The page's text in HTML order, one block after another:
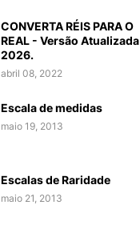
CONVERTA RÉIS PARA O
REAL - Versão Atualizada
2026.
abril 08, 2022
Escala de medidas
maio 19, 2013
Escalas de Raridade
maio 21, 2013